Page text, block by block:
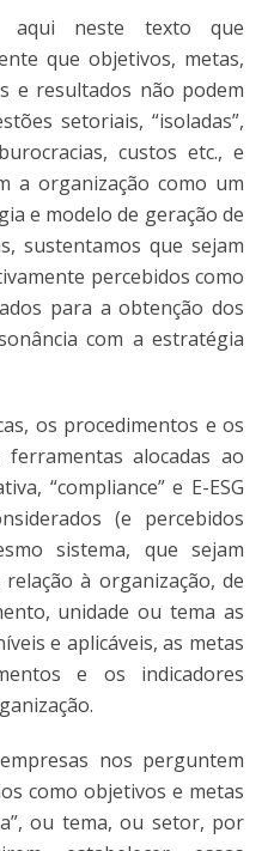
aqui neste texto que
que objetivos, metas,
e resultados não podem
setoriais, “isoladas”,
custos etc., e
a organização como um
e modelo de geração de
sustentamos que sejam
percebidos como
para a obtenção dos
com a estratégia
os procedimentos e os
alocadas ao
“compliance” e E-ESG
(e percebidos
sistema, que sejam
à organização, de
unidade ou tema as
e aplicáveis, as metas
e os indicadores
nos perguntem
como objetivos e metas
ou tema, ou setor, por